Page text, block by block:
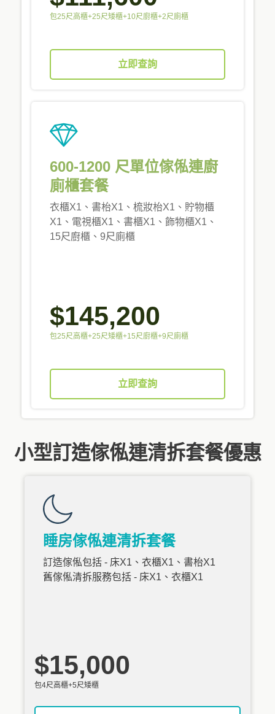
包25尺高櫃+25尺矮櫃+10尺廚櫃+2尺廁櫃
立即查詢
600-1200 尺單位傢俬連廚
廁櫃套餐
衣櫃X1、書枱X1、梳妝枱X1、貯物櫃
X1、電視櫃X1、書櫃X1、飾物櫃X1、
15尺廚櫃、9尺廁櫃
$145,200
包25尺高櫃+25尺矮櫃+15尺廚櫃+9尺廁櫃
立即查詢
小型訂造傢俬連清拆套餐優惠
睡房傢俬連清拆套餐
訂造傢俬包括 - 床X1、衣櫃X1、書枱X1
舊傢俬清拆服務包括 - 床X1、衣櫃X1
$15,000
包4尺高櫃+5尺矮櫃